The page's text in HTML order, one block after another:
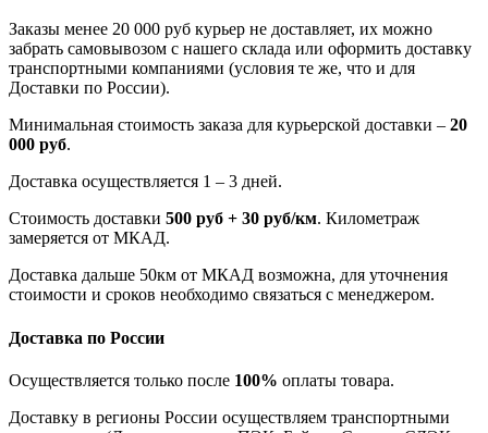
Заказы менее 20 000 руб курьер не доставляет, их можно
забрать самовывозом с нашего склада или оформить доставку
транспортными компаниями (условия те же, что и для
Доставки по России).
Минимальная стоимость заказа для курьерской доставки – 20
000 руб.
Доставка осуществляется 1 – 3 дней.
Стоимость доставки 500 руб + 30 руб/км. Километраж
замеряется от МКАД.
Доставка дальше 50км от МКАД возможна, для уточнения
стоимости и сроков необходимо связаться с менеджером.
Доставка по России
Осуществляется только после 100% оплаты товара.
Доставку в регионы России осуществляем транспортными